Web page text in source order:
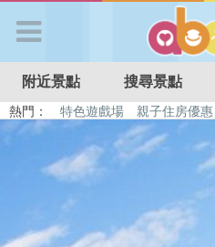
APP登入
首 頁
搜尋景點
附近景點 搜尋景點
熱門： 特色遊戲場 親子住房優惠
溜滑梯民宿
觀光工廠